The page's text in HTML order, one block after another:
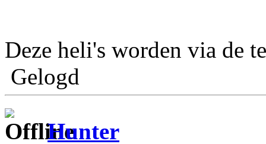
Deze heli's worden via de
Gelogd
Hunter